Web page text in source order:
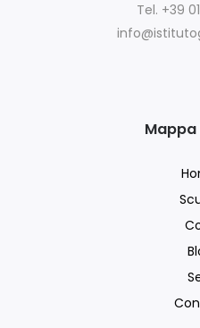
Tel. +39
Mappa